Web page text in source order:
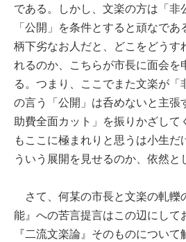
である。しかし、文楽の方は「非
「公開」を条件とすると頑なで
柄下劣なお人だと、どこをどうす
れるのか、こちらが市長に面会を
る。つまり、ここでまた文楽が
の言う「公開」は呑めないと主張
助費全面カット」を振りかざして
もここに極まれりと思うは小生
ういう展開を見せるのか、依然と
さて、何某の市長と文楽の軋轢
能』への苦言提言はこの辺にして
『二流文楽論』そのものについ